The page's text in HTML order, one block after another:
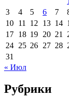
3
4 5 6 7
10 11 12 13 14
17 18 19 20 21
24 25 26 27 28
31
« Июл
Рубрики